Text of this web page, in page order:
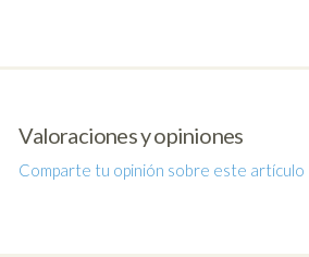
Valoraciones y opiniones
Comparte tu opinión sobre este artículo